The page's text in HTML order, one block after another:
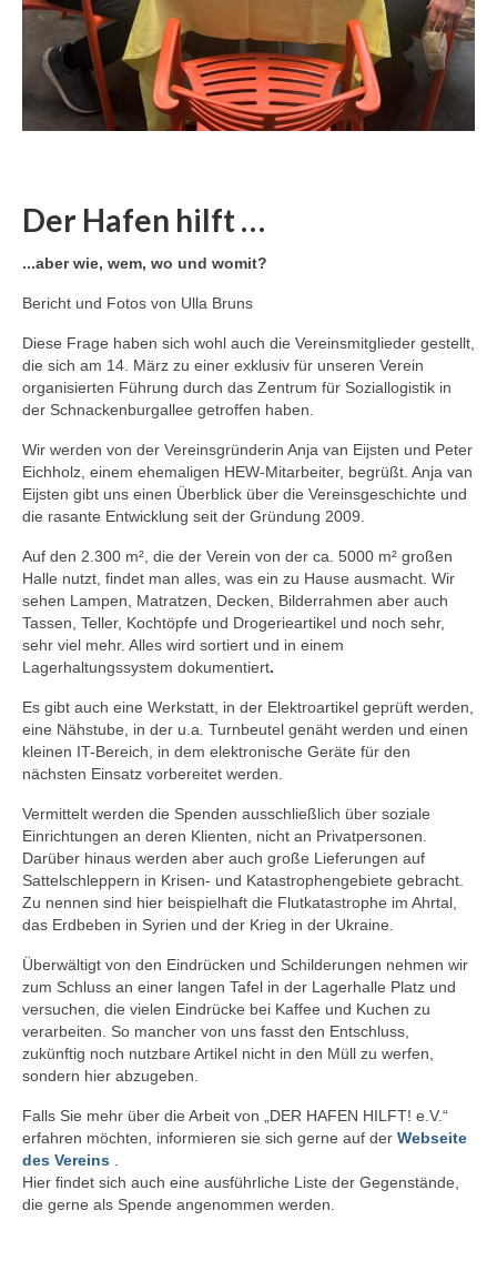
Der Hafen hilft …
...aber wie, wem, wo und womit?
Bericht und Fotos von Ulla Bruns
Diese Frage haben sich wohl auch die Vereinsmitglieder gestellt,
die sich am 14. März zu einer exklusiv für unseren Verein
organisierten Führung durch das Zentrum für Soziallogistik in
der Schnackenburgallee getroffen haben.
Wir werden von der Vereinsgründerin Anja van Eijsten und Peter
Eichholz, einem ehemaligen HEW-Mitarbeiter, begrüßt. Anja van
Eijsten gibt uns einen Überblick über die Vereinsgeschichte und
die rasante Entwicklung seit der Gründung 2009.
Auf den 2.300 m², die der Verein von der ca. 5000 m² großen
Halle nutzt, findet man alles, was ein zu Hause ausmacht. Wir
sehen Lampen, Matratzen, Decken, Bilderrahmen aber auch
Tassen, Teller, Kochtöpfe und Drogerieartikel und noch sehr,
sehr viel mehr. Alles wird sortiert und in einem
Lagerhaltungssystem dokumentiert.
Es gibt auch eine Werkstatt, in der Elektroartikel geprüft werden,
eine Nähstube, in der u.a. Turnbeutel genäht werden und einen
kleinen IT-Bereich, in dem elektronische Geräte für den
nächsten Einsatz vorbereitet werden.
Vermittelt werden die Spenden ausschließlich über soziale
Einrichtungen an deren Klienten, nicht an Privatpersonen.
Darüber hinaus werden aber auch große Lieferungen auf
Sattelschleppern in Krisen- und Katastrophengebiete gebracht.
Zu nennen sind hier beispielhaft die Flutkatastrophe im Ahrtal,
das Erdbeben in Syrien und der Krieg in der Ukraine.
Überwältigt von den Eindrücken und Schilderungen nehmen wir
zum Schluss an einer langen Tafel in der Lagerhalle Platz und
versuchen, die vielen Eindrücke bei Kaffee und Kuchen zu
verarbeiten. So mancher von uns fasst den Entschluss,
zukünftig noch nutzbare Artikel nicht in den Müll zu werfen,
sondern hier abzugeben.
Falls Sie mehr über die Arbeit von „DER HAFEN HILFT! e.V.“
erfahren möchten, informieren sie sich gerne auf der Webseite
des Vereins
Hier findet sich auch eine ausführliche Liste der Gegenstände,
die gerne als Spende angenommen werden.